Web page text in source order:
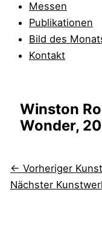
Messen
Publikationen
Bild des
Kontakt
Winston
Wonder,
← Vorheriger
Nächster